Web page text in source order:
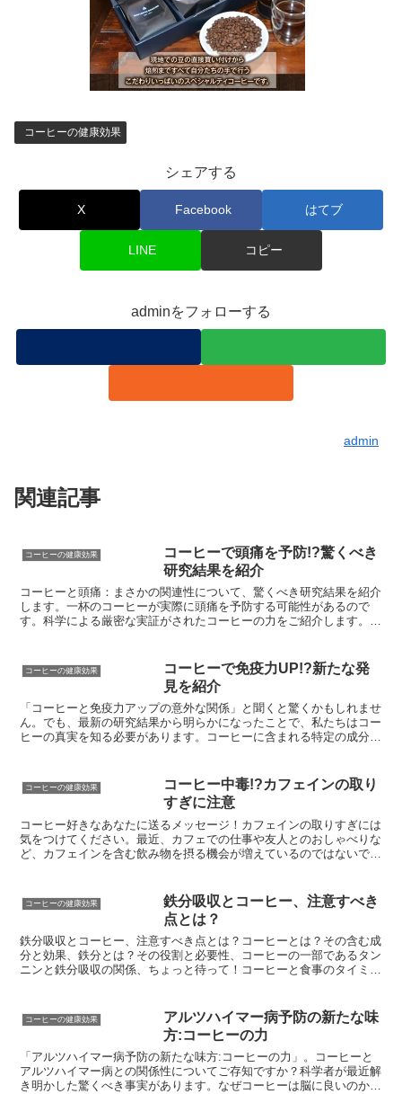
コーヒーの健康効果
シェアする
X Facebook はてブ
LINE コピー
adminをフォローする
admin
関連記事
コーヒーの健康効果
コーヒーで頭痛を予防!?驚くべき
研究結果を紹介
コーヒーと頭痛：まさかの関連性について、驚くべき研究結果を紹介
します。一杯のコーヒーが実際に頭痛を予防する可能性があるので
す。科学による厳密な実証がされたコーヒーの力をご紹介します。あ
コーヒーの健康効果
コーヒーで免疫力UP!?新たな発
見を紹介
「コーヒーと免疫力アップの意外な関係」と聞くと驚くかもしれませ
ん。でも、最新の研究結果から明らかになったことで、私たちはコー
ヒーの真実を知る必要があります。コーヒーに含まれる特定の成分
コーヒーの健康効果
コーヒー中毒!?カフェインの取り
すぎに注意
コーヒー好きなあなたに送るメッセージ！カフェインの取りすぎには
気をつけてください。最近、カフェでの仕事や友人とのおしゃべりな
ど、カフェインを含む飲み物を摂る機会が増えているのではないでし
コーヒーの健康効果
鉄分吸収とコーヒー、注意すべき
点とは？
鉄分吸収とコーヒー、注意すべき点とは？コーヒーとは？その含む成
分と効果、鉄分とは？その役割と必要性、コーヒーの一部であるタン
ニンと鉄分吸収の関係、ちょっと待って！コーヒーと食事のタイミン
コーヒーの健康効果
アルツハイマー病予防の新たな味
方:コーヒーの力
「アルツハイマー病予防の新たな味方:コーヒーの力」。コーヒーと
アルツハイマー病との関係性についてご存知ですか？科学者が最近解
き明かした驚くべき事実があります。なぜコーヒーは脳に良いのか、